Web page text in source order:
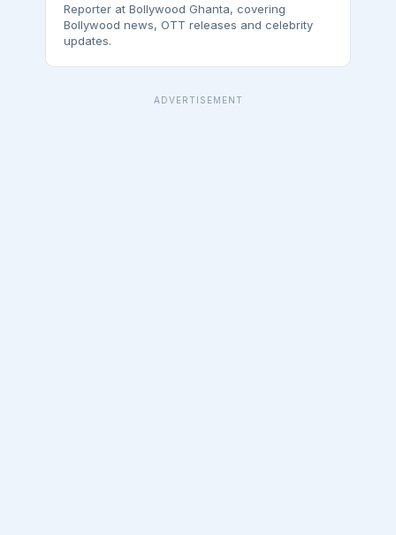
Reporter at Bollywood Ghanta, covering
Bollywood news, OTT releases and celebrity
updates.
ADVERTISEMENT